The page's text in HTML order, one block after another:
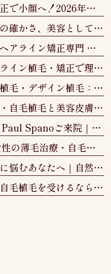
女性植毛、ヘアライン矯正で小顔へ！2026年最新の治療法と選び方
【自毛植毛】医療としての確かさ、美容としての美しさ──美容植毛という新しい選択肢
東京で植毛・自毛植毛｜ヘアライン矯正専門 More & More Clinic
【東京・麻布十番】ヘアライン植毛・矯正で理想の小顔と美しい生え際｜More & More Clinic
【東京・麻布十番】美容植毛・デザイン植毛：見た目と心を整える"本質的な変化"
【東京・麻布十番】植毛・自毛植毛と美容皮膚科｜More & More Clinic
ISHRS植毛専門医のDr. Paul Spanoご来院｜東京・植毛クリニック
【2025年最新】東京で女性の薄毛治療・自毛植毛なら｜費用・効果を徹底解説
眉下切開による眉毛損失に悩むあなたへ｜自然な美しさを取り戻す「眉毛植毛」という選択
韓国に行かずに韓国式の自毛植毛を受けるなら「More＆More Clinic」